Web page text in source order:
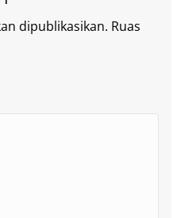
dipublikasikan. Ruas